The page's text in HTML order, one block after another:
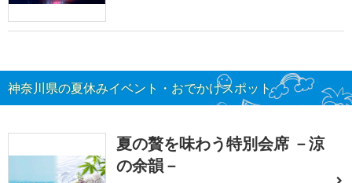
神奈川県の夏休みイベント・おでかけスポット
夏の贅を味わう特別会席 －涼
の余韻－